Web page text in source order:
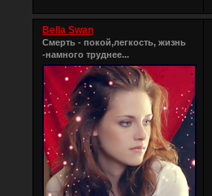
Bella Swan
Смерть - покой,легкость, жизнь
-намного труднее...